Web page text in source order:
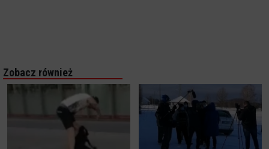
Zobacz również